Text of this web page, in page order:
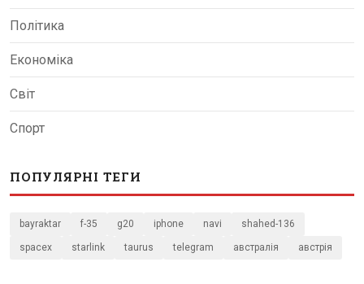
Політика
Економіка
Світ
Спорт
ПОПУЛЯРНІ ТЕГИ
bayraktar f-35 g20 iphone navi shahed-136
spacex starlink taurus telegram австралія австрія